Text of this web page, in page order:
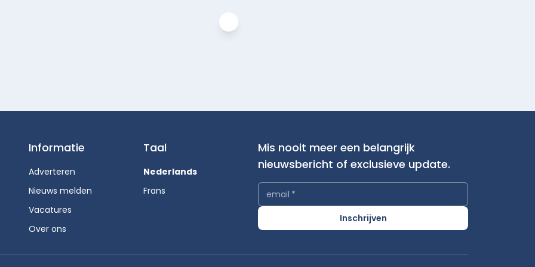
Informatie
Adverteren
Nieuws melden
Vacatures
Over ons
Taal
Nederlands
Frans
Mis nooit meer een belangrijk
nieuwsbericht of exclusieve update.
email *
Inschrijven